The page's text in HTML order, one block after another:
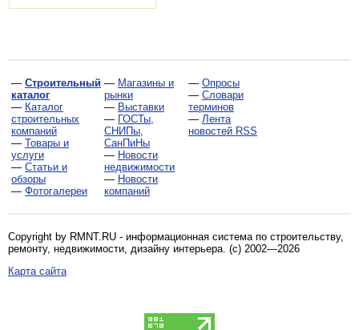
— Строительный
каталог
— Каталог
строительных
компаний
— Товары и
услуги
— Статьи и
обзоры
— Фотогалереи
— Магазины и
рынки
— Выставки
— ГОСТы,
СНИПы,
СанПиНы
— Новости
недвижимости
— Новости
компаний
— Опросы
— Словари
терминов
— Лента
новостей RSS
Copyright by RMNT.RU - информационная система по строительству,
ремонту, недвижимости, дизайну интерьера. (c) 2002—2026
Карта сайта